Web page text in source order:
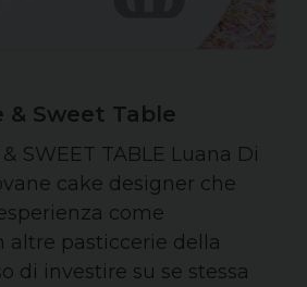
& Sweet Table
SWEET TABLE Luana Di
cake designer che
come
altre pasticcerie della
di investire su se stessa